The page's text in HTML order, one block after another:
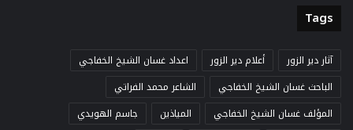
Tags
آثار دير الزور أعلام دير الزور
اعداد غسان الشيخ الخفاجي
الباحث غسان الشيخ الخفاجي
الشاعر محمد الفراتي
المؤلف غسان الشيخ الخفاجي
المياذين جاسم الهويدي